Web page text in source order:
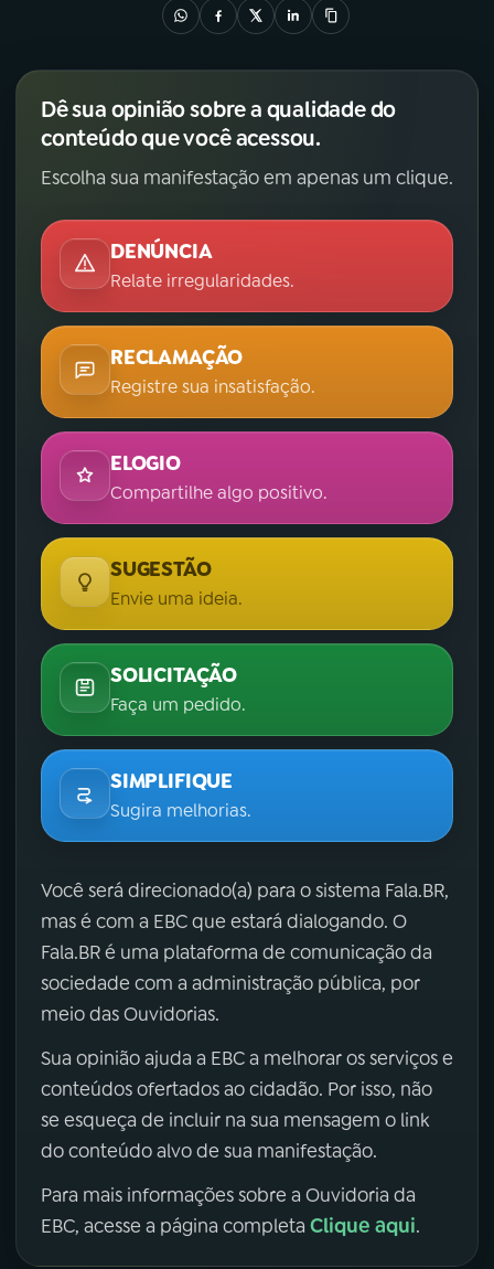
Dê sua opinião sobre a qualidade do
conteúdo que você acessou.
Escolha sua manifestação em apenas um clique.
DENÚNCIA
Relate irregularidades.
RECLAMAÇÃO
Registre sua insatisfação.
ELOGIO
Compartilhe algo positivo.
SUGESTÃO
Envie uma ideia.
SOLICITAÇÃO
Faça um pedido.
SIMPLIFIQUE
Sugira melhorias.
Você será direcionado(a) para o sistema Fala.BR,
mas é com a EBC que estará dialogando. O
Fala.BR é uma plataforma de comunicação da
sociedade com a administração pública, por
meio das Ouvidorias.
Sua opinião ajuda a EBC a melhorar os serviços e
conteúdos ofertados ao cidadão. Por isso, não
se esqueça de incluir na sua mensagem o link
do conteúdo alvo de sua manifestação.
Para mais informações sobre a Ouvidoria da
EBC, acesse a página completa Clique aqui.